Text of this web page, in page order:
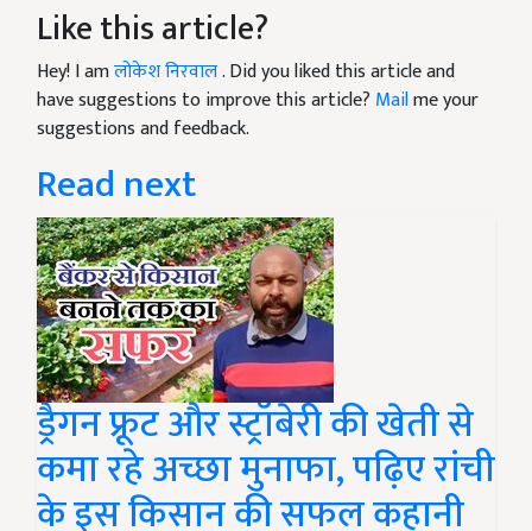
Like this article?
Hey! I amलोकेश निरवाल. Did you liked this article and
have suggestions to improve this article? Mailme your
suggestions and feedback.
Read next
ड्रैगन फ्रूट और स्ट्रॉबेरी की खेती से
कमा रहे अच्छा मुनाफा, पढ़िए रांची
के इस किसान की सफल कहानी